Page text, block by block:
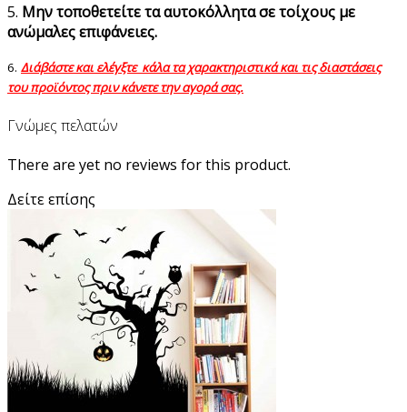
5. Μην τοποθετείτε τα αυτοκόλλητα σε τοίχους με
ανώμαλες επιφάνειες.
6. Διάβάστε και ελέγξτε κάλα τα χαρακτηριστικά και τις διαστάσεις
του προϊόντος πριν κάνετε την αγορά σας.
Γνώμες πελατών
There are yet no reviews for this product.
Δείτε επίσης